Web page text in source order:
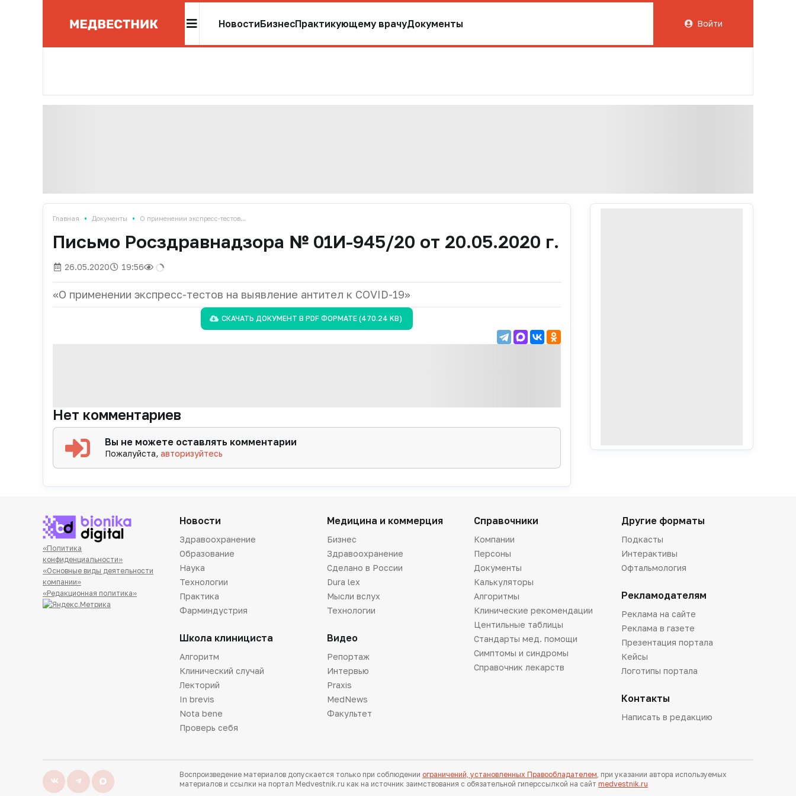
НовостиБизнесПрактикующему врачуДокументы Войти
Главная • Документы • О применении экспресс-тестов...
Письмо Росздравнадзора № 01И-945/20 от 20.05.2020 г.
26.05.2020 19:56
«О применении экспресс-тестов на выявление антител к COVID-19»
СКАЧАТЬ ДОКУМЕНТ ВPDF ФОРМАТЕ (470.24 KB)
Нет комментариев
Вы не можете оставлять комментарии
Пожалуйста,авторизуйтесь
«Политика
конфиденциальности»
«Основные виды деятельности
компании»
«Редакционная политика»
Новости
Здравоохранение
Образование
Наука
Технологии
Практика
Фарминдустрия
Школа клинициста
Алгоритм
Клинический случай
Лекторий
In brevis
Nota bene
Проверь себя
Медицина и коммерция
Бизнес
Здравоохранение
Сделано в России
Dura lex
Мысли вслух
Технологии
Видео
Репортаж
Интервью
Praxis
MedNews
Факультет
Справочники
Компании
Персоны
Документы
Калькуляторы
Алгоритмы
Клинические рекомендации
Центильные таблицы
Стандарты мед. помощи
Симптомы и синдромы
Справочник лекарств
Другие форматы
Подкасты
Интерактивы
Офтальмология
Рекламодателям
Реклама на сайте
Реклама в газете
Презентация портала
Кейсы
Логотипы портала
Контакты
Написать в редакцию
Воспроизведение материалов допускается только при соблюдении ограничений, установленных Правообладателем, при указании автора используемых
материалов и ссылки на портал Medvestnik.ru как на источник заимствования с обязательной гиперссылкой на сайт medvestnik.ru